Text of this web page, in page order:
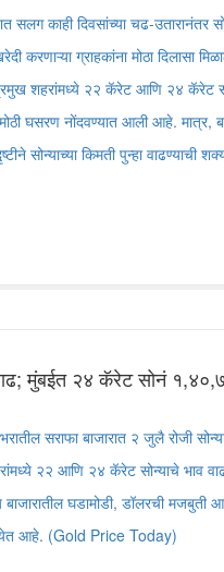
काही दिवसांच्या चढ-उतारानंतर
करणाऱ्या ग्राहकांना मोठा दिलासा
शहरांमध्ये २२ कॅरेट आणि २४ कॅरेट
मोठी घसरण नोंदवण्यात आली आहे. मात्र,
सोन्याच्या किमती पुन्हा
वाढ; मुंबईत २४ कॅरेट सोनं
सराफा बाजारात २ जुलै रोजी
२२ आणि २४ कॅरेट सोन्याचे भाव
घडामोडी, डॉलरची मजबुती
येत आहे. (Gold Price Today)